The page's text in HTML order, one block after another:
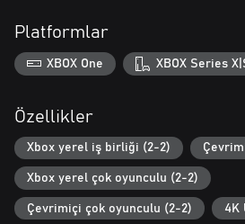
Platformlar
XBOX One XBOX Series
Özellikler
Xbox yerel iş birliği (2-2)
Xbox yerel çok oyunculu (2-2)
Çevrimiçi çok oyunculu (2-2) 4K